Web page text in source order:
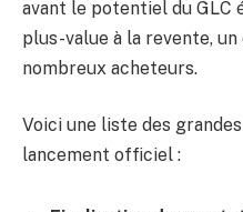
avant le potentiel du GLC
plus-value à la revente,
nombreux acheteurs.
Voici une liste des
lancement officiel :